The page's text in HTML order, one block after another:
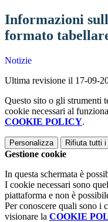
Informazioni
formato
Notizie
Ultima revisione il 17-09-
Questo sito o gli strumenti
cookie necessari al
COOKIE POLICY.
Personalizza Rifiuta tutti i
Gestione cookie
In questa schermata è
I cookie necessari sono
piattaforma e non è
Per conoscere quali sono i
visionare la COOKIE